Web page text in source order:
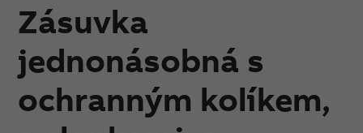
Zásuvka
jednonásobná s
ochranným kolíkem,